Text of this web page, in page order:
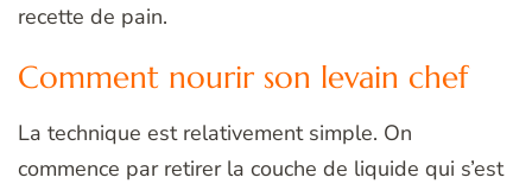
recette de pain.
Comment nourir son levain chef
La technique est relativement simple. On
commence par retirer la couche de liquide qui s’est